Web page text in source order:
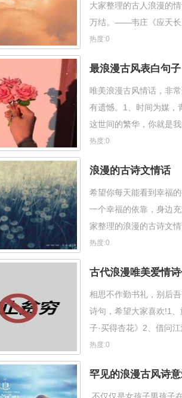
大家整理的古人浪漫的
万结。——韦庄《应天长
热度:0
最浪漫古风表白句
唯美浪漫古风情话，非
有遗憾。1、时间为媒，
这世间的繁华，你就是
塌，寄人篱下，也要护你
热度:0
浪漫的古诗文情话
希望你每天能看到幸福
一个幸福的依靠，身边
家整理的浪漫的古诗文
零，寒意渐渐浓，想念你
热度:0
古代浪漫唯美爱情
相思不作勤书礼，别后
诗句，希望大家喜欢!1
子·买得杏花》2、借问
热度:0
罕见的浪漫古风诗